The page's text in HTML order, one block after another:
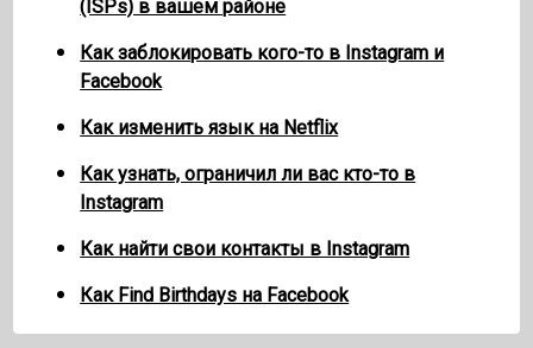
(ISPs) в вашем районе
Как заблокировать кого-то в Instagram и
Facebook
Как изменить язык на Netflix
Как узнать, ограничил ли вас кто-то в
Instagram
Как найти свои контакты в Instagram
Как Find Birthdays на Facebook